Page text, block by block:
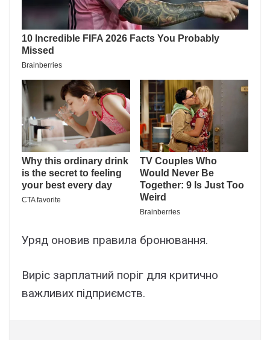
Уряд оновив правила бронювання.
Виріс зарплатний поріг для критично
важливих підприємств.